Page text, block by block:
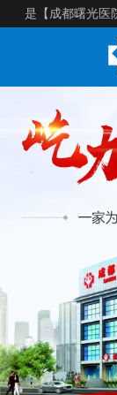
【成都曙光医院